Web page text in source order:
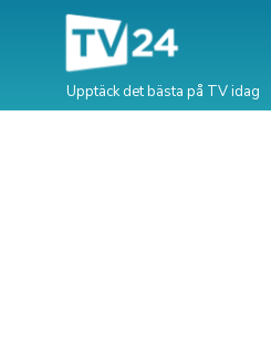
Upptäck det bästa på TV idag